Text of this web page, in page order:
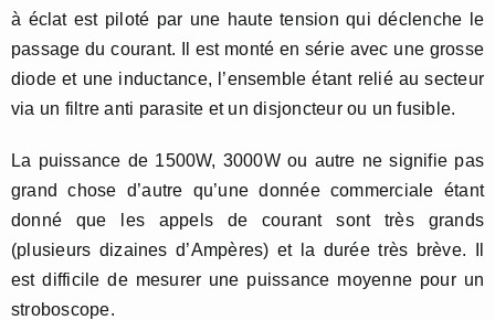
à éclat est piloté par une haute tension qui déclenche le
passage du courant. Il est monté en série avec une grosse
diode et une inductance, l’ensemble étant relié au secteur
via un filtre anti parasite et un disjoncteur ou un fusible.
La puissance de 1500W, 3000W ou autre ne signifie pas
grand chose d’autre qu’une donnée commerciale étant
donné que les appels de courant sont très grands
(plusieurs dizaines d’Ampères) et la durée très brève. Il
est difficile de mesurer une puissance moyenne pour un
stroboscope.